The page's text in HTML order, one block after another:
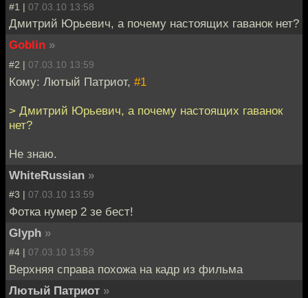
#1 | 07.03.10 13:58
Дмитрий Юрьевич, а почему настоящих гаванок нет?
Goblin »
#2 | 07.03.10 13:59
Кому: Лютый Патриот, #1
> Дмитрий Юрьевич, а почему настоящих гаванок
нет?
Не знаю.
WhiteRussian »
#3 | 07.03.10 13:59
Фотка нумер 2 зе бест!
Glyph »
#4 | 07.03.10 13:59
Верхняя справа похожа на кадр из фильма
Лютый Патриот »